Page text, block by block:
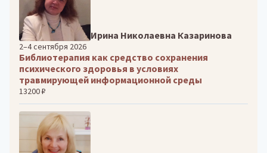
Ирина Николаевна Казаринова
2–4 сентября 2026
Библиотерапия как средство сохранения
психического здоровья в условиях
травмирующей информационной среды
13200 ₽